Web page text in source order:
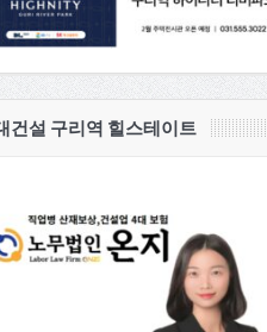
건설 구리역 힐스테이트